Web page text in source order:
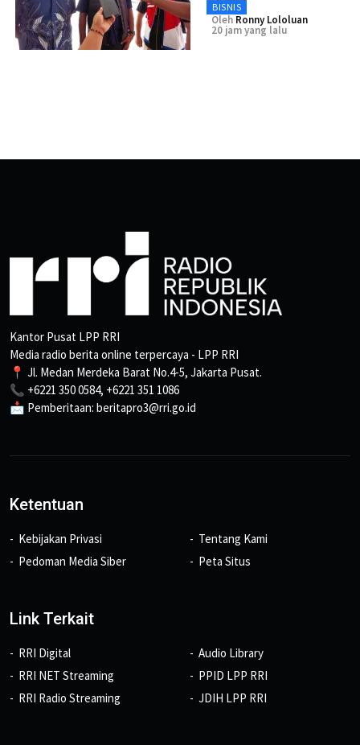
BISNIS
Oleh Ronny Lololuan
20 jam yang lalu
Kantor Pusat LPP RRI
Media radio berita online terpercaya - LPP RRI
📍 Jl. Medan Merdeka Barat No.4-5, Jakarta Pusat.
📞 +6221 350 0584, +6221 351 1086
📩 Pemberitaan: beritapro3@rri.go.id
Ketentuan
Kebijakan Privasi
Pedoman Media Siber
Tentang Kami
Peta Situs
Link Terkait
RRI Digital
RRI NET Streaming
RRI Radio Streaming
Audio Library
PPID LPP RRI
JDIH LPP RRI